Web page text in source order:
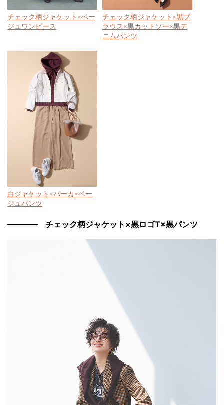
チェック柄ジャケット×ベー
ジュワンピース
チェック柄ジャケット×黒ブ
ラウス×黒カットソー×黒デ
ニムパンツ
白ジャケット×パーカ×ベー
ジュパンツ
チェック柄ジャケット×黒ロゴT×黒パンツ